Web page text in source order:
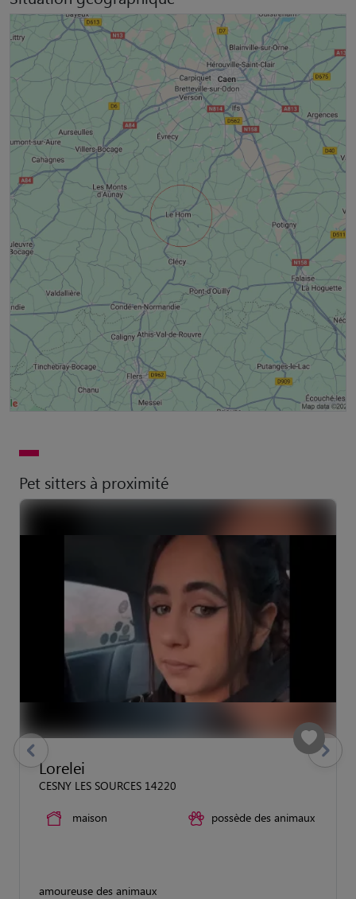
Pet sitters à proximité
Lorelei
CESNY LES SOURCES 14220
maison possède des animaux
amoureuse des animaux
previous Suivant